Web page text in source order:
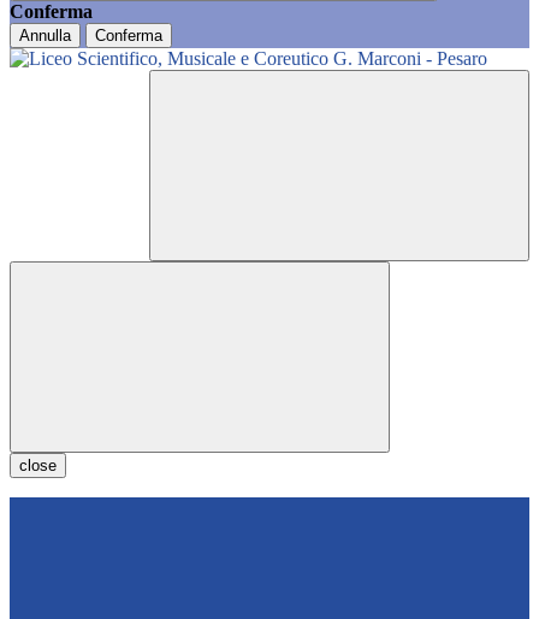
Conferma
Annulla Conferma
close